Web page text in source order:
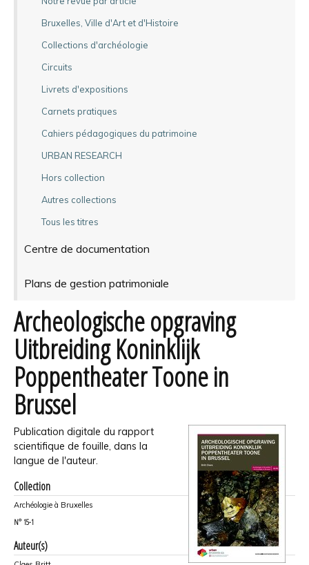
Bruxelles, Ville d'Art et d'Histoire
Collections d'archéologie
Circuits
Livrets d'expositions
Carnets pratiques
Cahiers pédagogiques du patrimoine
URBAN RESEARCH
Hors collection
Autres collections
Tous les titres
Centre de documentation
Plans de gestion patrimoniale
Archeologische opgraving
Uitbreiding Koninklijk
Poppentheater Toone in
Brussel
Publication digitale du rapport
scientifique de fouille, dans la
langue de l'auteur.
Collection
Archéologie à Bruxelles
N° 15-1
Auteur(s)